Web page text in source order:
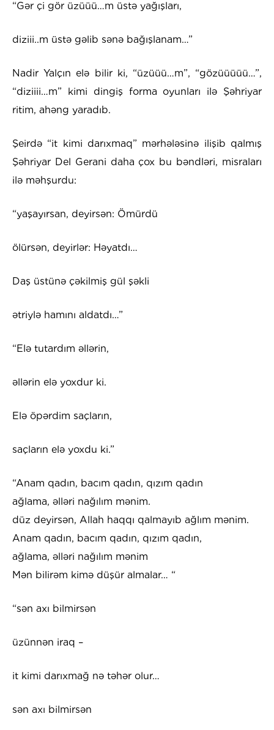
“Gər çi gör üzüüü…m üstə yağışları,
diziii..m üstə gəlib sənə bağışlanam…”
Nadir Yalçın elə bilir ki, “üzüüü…m”, “gözüüüüü…”,
“diziiii…m” kimi dingiş forma oyunları ilə Şəhriyar
ritim, ahəng yaradıb.
Şeirdə “it kimi darıxmaq” mərhələsinə ilişib qalmış
Şəhriyar Del Gerani daha çox bu bəndləri, misraları
ilə məhşurdu:
“yaşayırsan, deyirsən: Ömürdü
ölürsən, deyirlər: Həyatdı…
Daş üstünə çəkilmiş gül şəkli
ətriylə hamını aldatdı…”
“Elə tutardım əllərin,
əllərin elə yoxdur ki.
Elə öpərdim saçların,
saçların elə yoxdu ki.”
“Anam qadın, bacım qadın, qızım qadın
ağlama, əlləri nağılım mənim.
düz deyirsən, Allah haqqı qalmayıb ağlım mənim.
Anam qadın, bacım qadın, qızım qadın,
ağlama, əlləri nağılım mənim
Mən bilirəm kimə düşür almalar… “
“sən axı bilmirsən
üzünnən iraq –
it kimi darıxmağ nə təhər olur…
sən axı bilmirsən